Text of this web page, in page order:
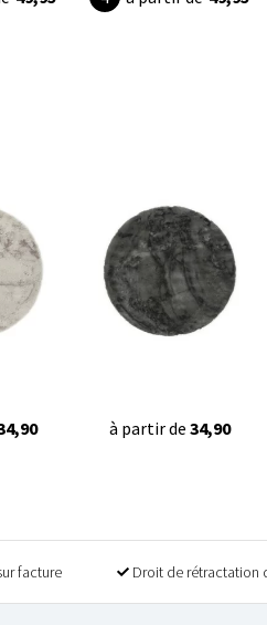
à partir de 34,90
facture Droit de rétractation